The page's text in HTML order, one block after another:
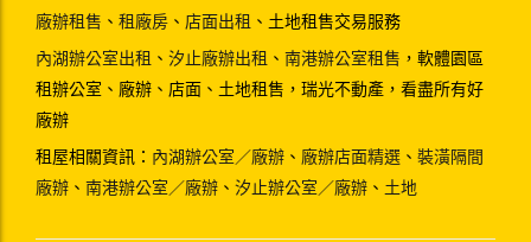
廠辦租售 、 租廠房 、 店面出租 、土地租售交易服務
內湖辦公室出租 、 汐止廠辦出租 、 南港辦公室租售 ，軟體園區
租辦公室、廠辦、店面、土地租售，瑞光不動產，看盡所有好
廠辦
租屋相關資訊： 內湖辦公室／廠辦 、 廠辦店面精選 、 裝潢隔間
廠辦 、 南港辦公室／廠辦 、 汐止辦公室／廠辦 、 土地